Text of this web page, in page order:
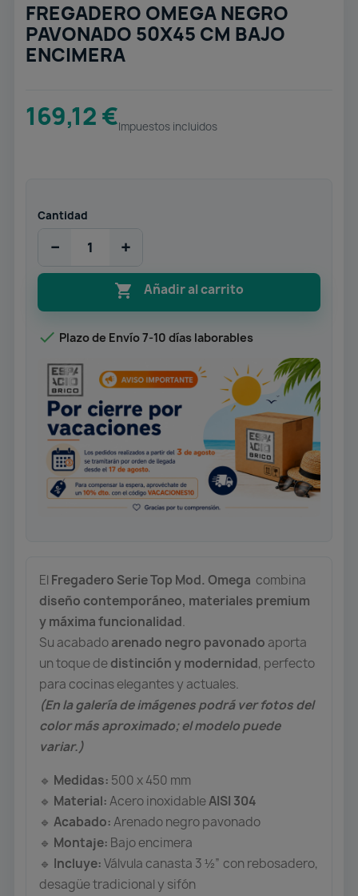
FREGADERO OMEGA NEGRO
PAVONADO 50X45 CM BAJO
ENCIMERA
169,12 €Impuestos incluidos
Cantidad
− +
 Añadir al carrito
 Plazo de Envío 7-10 días laborables
El Fregadero Serie Top Mod. Omega combina
diseño contemporáneo, materiales premium
y máxima funcionalidad.
Su acabadoarenado negro pavonado aporta
un toque dedistinción y modernidad, perfecto
para cocinas elegantes y actuales.
(En la galería de imágenes podrá ver fotos del
color más aproximado; el modelo puede
variar.)
🔹 Medidas: 500 x 450 mm
🔹 Material:Acero inoxidableAISI 304
🔹 Acabado:Arenado negro pavonado
🔹 Montaje: Bajo encimera
🔹 Incluye:Válvula canasta 3 ½” con rebosadero,
desagüe tradicional y sifón